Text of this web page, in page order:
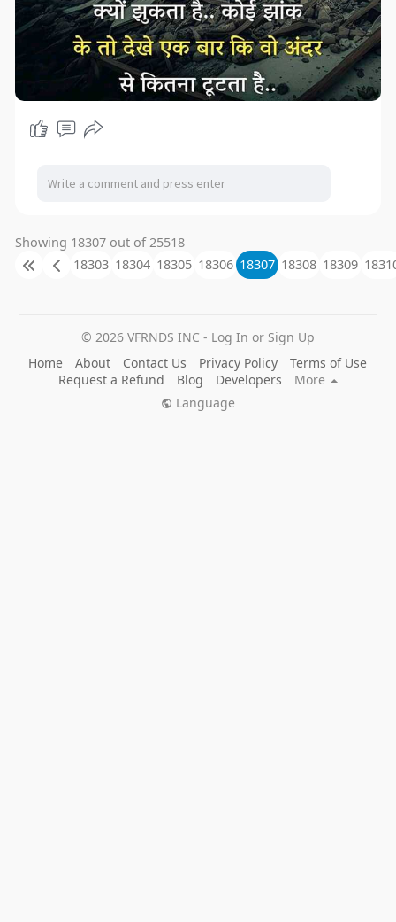
Showing 18307 out of 25518
18303 18304 18305 18306 18307 18308 18309
© 2026 VFRNDS INC - Log In or Sign Up
Home
About Contact Us Privacy Policy
Terms of Use
Request a Refund
Blog Developers
More
Language